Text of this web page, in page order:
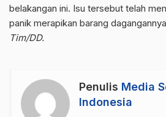
belakangan ini. Isu tersebut telah
panik merapikan barang
Tim/DD.
Penulis Media
Indonesia